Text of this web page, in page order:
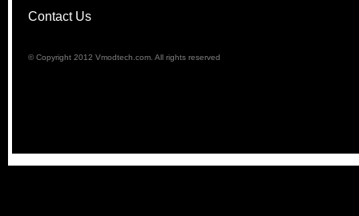
Contact Us
© Copyright 2012 Vmodtech.com. All rights reserved